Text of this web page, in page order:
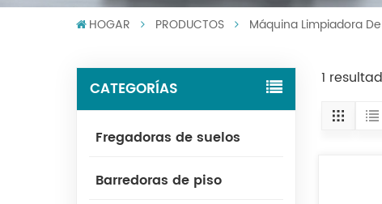
HOGAR PRODUCTOS Máquina Limpiadora
CATEGORÍAS
Fregadoras de suelos
Barredoras de piso
1